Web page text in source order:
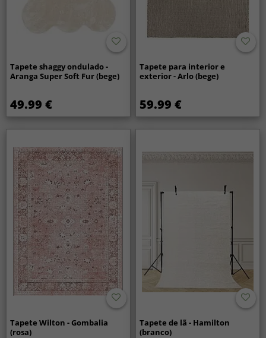
Tapete shaggy ondulado -
Aranga Super Soft Fur (bege)
49.99 €
Tapete para interior e
exterior - Arlo (bege)
59.99 €
Tapete Wilton - Gombalia
(rosa)
Tapete de lã - Hamilton
(branco)